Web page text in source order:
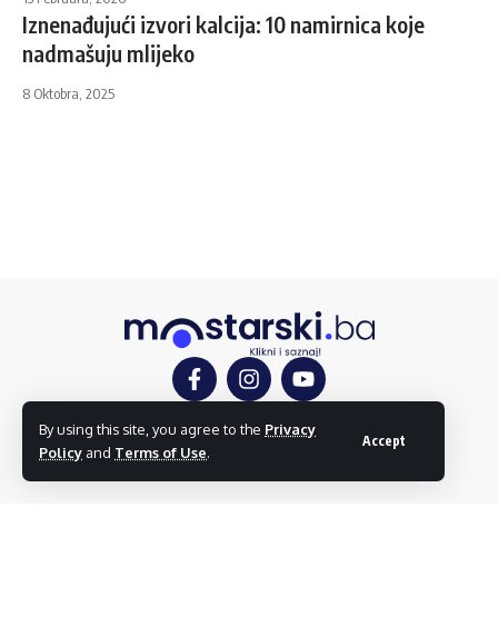
By using this site, you agree to the Privacy
Policy and Terms of Use.
Accept
Iznenađujući izvori kalcija: 10 namirnica koje
nadmašuju mlijeko
8 Oktobra, 2025
Mostar Društvo Mostarlook